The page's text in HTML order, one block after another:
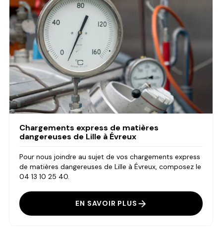
Chargements express de matières
dangereuses de Lille à Évreux
Pour nous joindre au sujet de vos chargements express
de matières dangereuses de Lille à Évreux, composez le
04 13 10 25 40.
EN SAVOIR PLUS